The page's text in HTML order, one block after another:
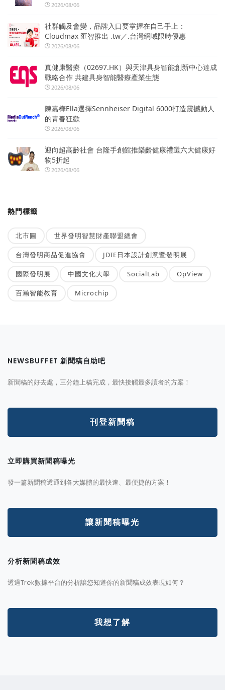
2026/08/06
社群觸及會變，品牌入口要掌握在自己手上：
Cloudmax 匯智推出 .tw／.台灣網域限時優惠
2026/08/06
真健康醫療（02697.HK）與天津具身智能創新中心達成
戰略合作 共建具身智能醫療產業生態
2026/08/06
陳嘉樺Ella選擇Sennheiser Digital 6000打造震撼動人
的青春狂歡
2026/08/06
迎向超高齡社會 台隆手創館推樂齡健康禮選六大健康好
物5折起
2026/08/06
熱門標籤
北市圖 世界發明智慧財產聯盟總會
台灣發明商品促進協會 JDIE日本設計創意暨發明展
國際發明展 中國文化大學 SocialLab OpView
百瀚智能教育 Microchip
NEWSBUFFET 新聞稿自助吧
新聞稿的好去處，三分鐘上稿完成，最快接觸最多讀者的方案！
刊登新聞稿
立即購買新聞稿曝光
發一篇新聞稿透通到各大媒體的最快速、最便捷的方案！
讓新聞稿曝光
分析新聞稿成效
透過Trek數據平台的分析讓您知道你的新聞稿成效表現如何？
我想了解